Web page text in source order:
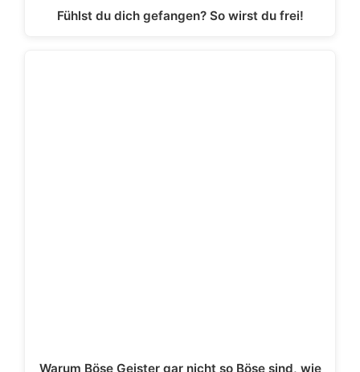
Fühlst du dich gefangen? So wirst du frei!
Warum Böse Geister gar nicht so Böse sind, wie